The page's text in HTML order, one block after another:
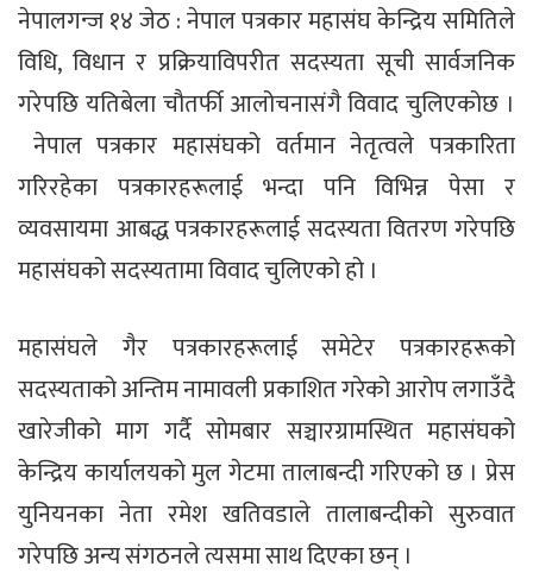
नेपालगन्ज १४ जेठ : नेपाल पत्रकार महासंघ केन्द्रिय समितिले
विधि, विधान र प्रक्रियाविपरीत सदस्यता सूची सार्वजनिक
गरेपछि यतिबेला चौतर्फी आलोचनासंगै विवाद चुलिएकोछ ।
नेपाल पत्रकार महासंघको वर्तमान नेतृत्वले पत्रकारिता
गरिरहेका पत्रकारहरूलाई भन्दा पनि विभिन्न पेसा र
व्यवसायमा आबद्ध पत्रकारहरूलाई सदस्यता वितरण गरेपछि
महासंघको सदस्यतामा विवाद चुलिएको हो ।
महासंघले गैर पत्रकारहरूलाई समेटेर पत्रकारहरूको
सदस्यताको अन्तिम नामावली प्रकाशित गरेको आरोप लगाउँदै
खारेजीको माग गर्दै सोमबार सञ्चारग्रामस्थित महासंघको
केन्द्रिय कार्यालयको मुल गेटमा तालाबन्दी गरिएको छ । प्रेस
युनियनका नेता रमेश खतिवडाले तालाबन्दीको सुरुवात
गरेपछि अन्य संगठनले त्यसमा साथ दिएका छन् ।